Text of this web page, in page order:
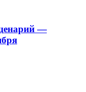
—